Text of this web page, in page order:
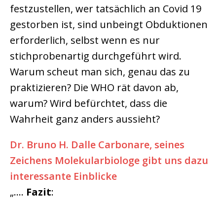
festzustellen, wer tatsächlich an Covid 19
gestorben ist, sind unbeingt Obduktionen
erforderlich, selbst wenn es nur
stichprobenartig durchgeführt wird.
Warum scheut man sich, genau das zu
praktizieren? Die WHO rät davon ab,
warum? Wird befürchtet, dass die
Wahrheit ganz anders aussieht?
Dr. Bruno H. Dalle Carbonare, seines
Zeichens Molekularbiologe gibt uns dazu
interessante Einblicke
„…. Fazit: